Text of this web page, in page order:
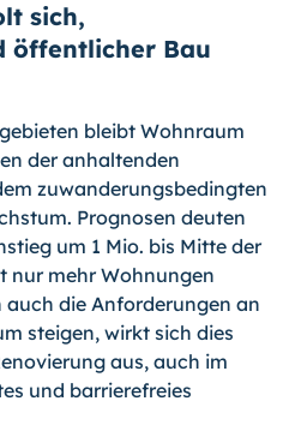
sich,
öffentlicher Bau
bleibt Wohnraum
der anhaltenden
zuwanderungsbedingten
Prognosen deuten
um 1 Mio. bis Mitte der
nur mehr Wohnungen
die Anforderungen an
steigen, wirkt sich dies
aus, auch im
und barrierefreies